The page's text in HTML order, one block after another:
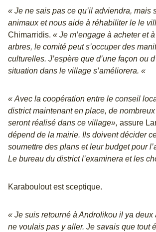
« Je ne sais pas ce qu’il adviendra, mais
animaux et nous aide à réhabiliter le le
Chimarridis. « Je m’engage à acheter et
arbres, le comité peut s’occuper des
culturelles. J’espère que d’une façon ou
situation dans le village s’améliorera. «
« Avec la coopération entre le conseil
district maintenant en place, de
seront réalisé dans ce village», assure
dépend de la mairie. Ils doivent décider
soumettre des plans et leur budget pour
Le bureau du district l’examinera et les
Karaboulout est sceptique.
« Je suis retourné à Androlikou il ya deux
ne voulais pas y aller. Je savais que tout